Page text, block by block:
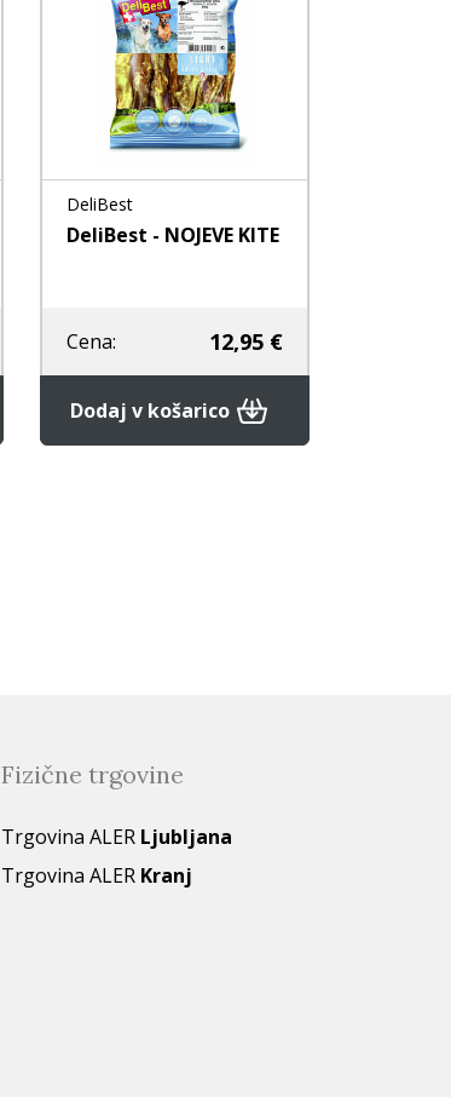
DeliBest
DeliBest - NOJEVE KITE
Cena: 12,95 €
Dodaj v košarico
Fizične trgovine
Trgovina ALER Ljubljana
Trgovina ALER Kranj